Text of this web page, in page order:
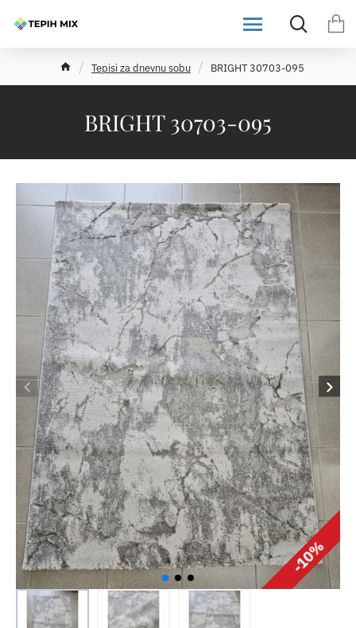
BRIGHT 30703-095
o
Tepisi za dnevnu sobu BRIGHT 30703-095
-10%